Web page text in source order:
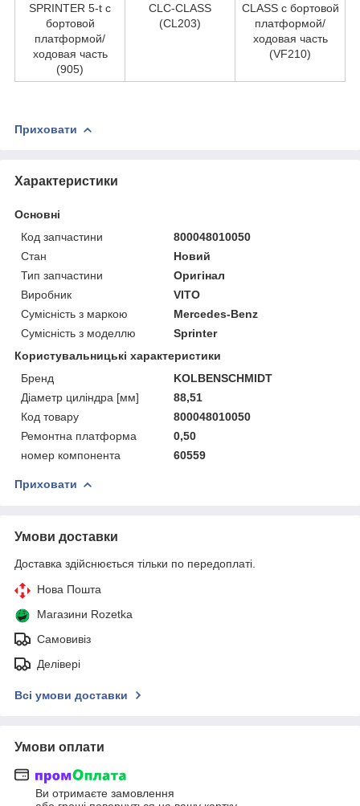
SPRINTER 5-t c
бортовой
платформой/
ходовая часть
(905)
CLC-CLASS
(CL203)
CLASS c бортовой
платформой/
ходовая часть
(VF210)
Приховати
Характеристики
Основні
Код запчастини
800048010050
Стан
Новий
Тип запчастини
Оригінал
Виробник
VITO
Сумісність з маркою
Mercedes-Benz
Сумісність з моделлю
Sprinter
Користувальницькі характеристики
Бренд
KOLBENSCHMIDT
Діаметр циліндра [мм]
88,51
Код товару
800048010050
Ремонтна платформа
0,50
номер компонента
60559
Приховати
Умови доставки
Доставка здійснюється тільки по передоплаті.
Нова Пошта
Магазини Rozetka
Самовивіз
Делівері
Всі умови доставки
Умови оплати
Ви отримаєте замовлення